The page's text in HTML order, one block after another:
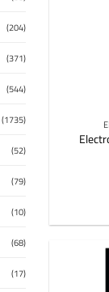
(204)
(371)
(544)
(1735)
(52)
(79)
(10)
(68)
(17)